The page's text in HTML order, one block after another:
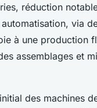
réduction
via
à une production
assemblages et
des machines